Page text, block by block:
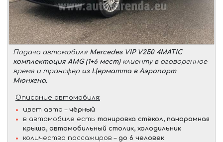
Подача автомобиля Mercedes VIP V250 4MATIC
комплектация AMG (1+6 мест)клиенту в оговоренное
время и трансфер из Церматта в Аэропорт
Мюнхена.
Описание автомобиля:
цвет авто – чёрный
в автомобиле есть: тонировка стёкол, панорамная
крыша, автомобильный столик, холодильник
количество пассажиров – до 6 человек